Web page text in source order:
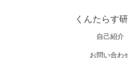
くんたらす
自己紹介
お問い合わ